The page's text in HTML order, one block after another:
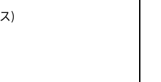
ス)